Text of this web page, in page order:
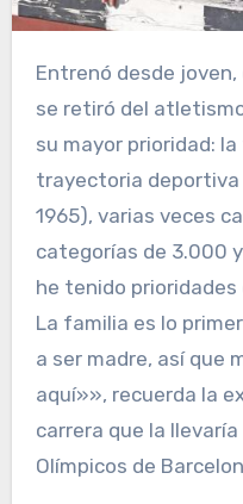
Entrenó desde joven, consiguió lo que quería y
se retiró del
su mayor prioridad:
trayectoria deportiva
1965), varias veces
categorías de 3.000
he tenido prioridades
La familia es lo
a ser madre, así que
aquí»», recuerda la
carrera que la
Olímpicos de